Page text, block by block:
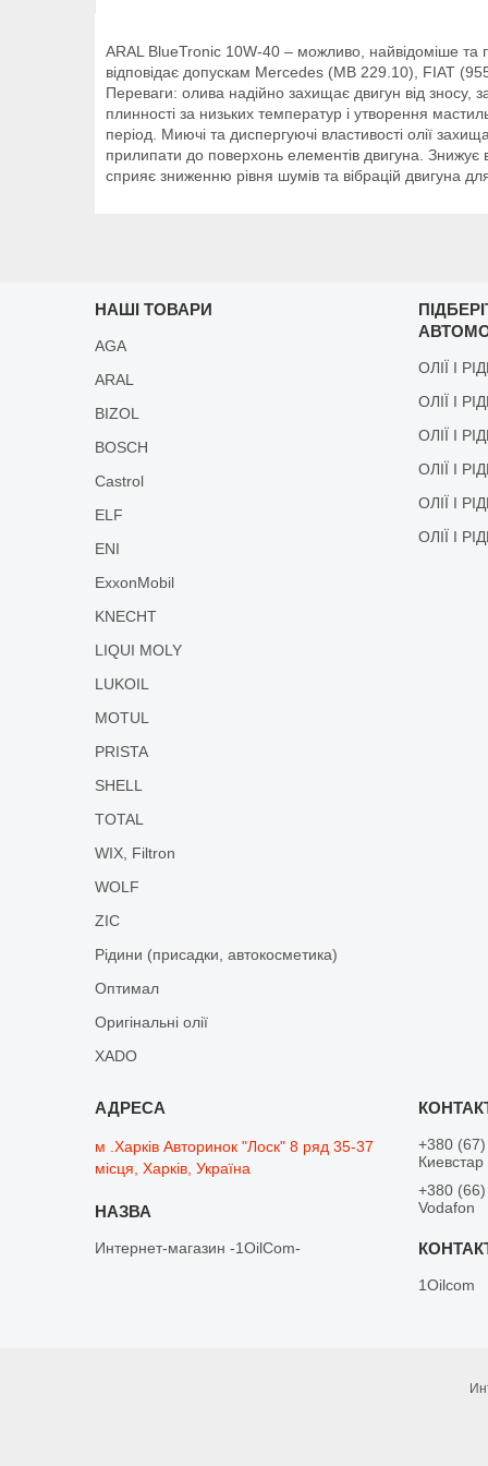
ARAL BlueTronic 10W-40 – можливо, найвідоміше та
відповідає допускам Mercedes (MB 229.10), FIAT
Переваги: олива надійно захищає двигун від
плинності за низьких температур і утворення
період. Миючі та диспергуючі властивості олії
прилипати до поверхонь елементів двигуна. Знижує
сприяє зниженню рівня шумів та вібрацій двигуна
НАШІ ТОВАРИ
AGA
ARAL
BIZOL
BOSCH
Castrol
ELF
ENI
ExxonMobil
KNECHT
LIQUI MOLY
LUKOIL
MOTUL
PRISTA
SHELL
TOTAL
WIX, Filtron
WOLF
ZIC
Рідини (присадки, автокосметика)
Оптимал
Оригінальні олії
XADO
ОЛІЇ І
ОЛІЇ І
ОЛІЇ І
ОЛІЇ І
ОЛІЇ І
ОЛІЇ І
м .Харків Авторинок "Лоск" 8 ряд 35-37
місця, Харків, Україна
Интернет-магазин -1OilCom-
+380
Киевстар
+380
Vodafon
1Oilcom